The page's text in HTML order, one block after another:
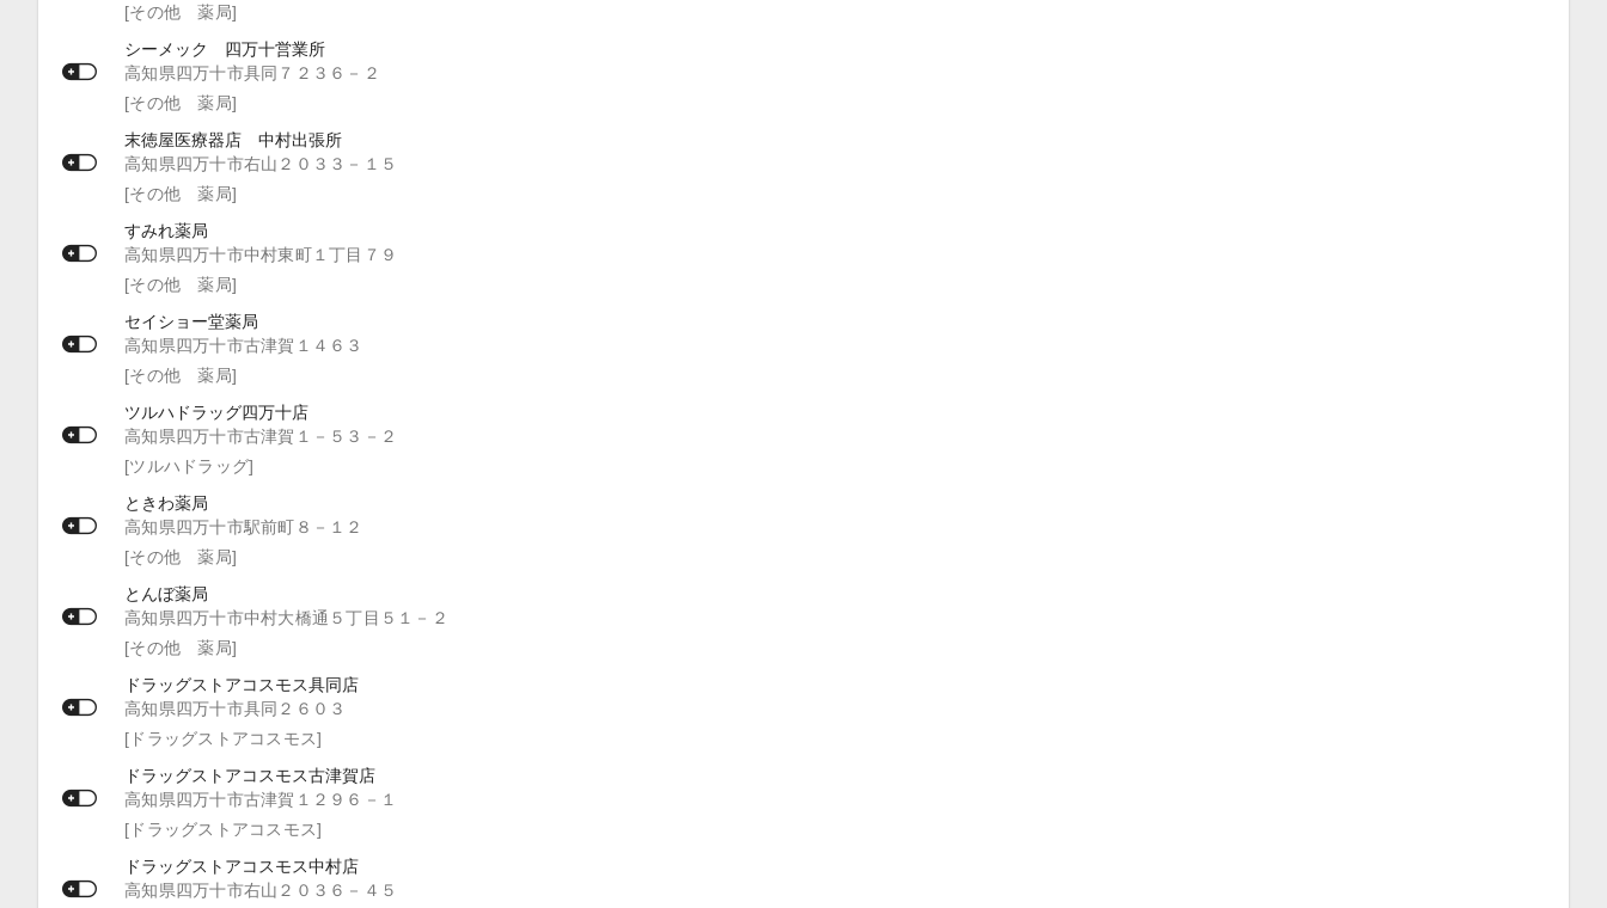
[その他 薬局]
シーメック 四万十営業所
高知県四万十市具同７２３６－２
[その他 薬局]
末徳屋医療器店 中村出張所
高知県四万十市右山２０３３－１５
[その他 薬局]
すみれ薬局
高知県四万十市中村東町１丁目７９
[その他 薬局]
セイショー堂薬局
高知県四万十市古津賀１４６３
[その他 薬局]
ツルハドラッグ四万十店
高知県四万十市古津賀１－５３－２
[ツルハドラッグ]
ときわ薬局
高知県四万十市駅前町８－１２
[その他 薬局]
とんぼ薬局
高知県四万十市中村大橋通５丁目５１－２
[その他 薬局]
ドラッグストアコスモス具同店
高知県四万十市具同２６０３
[ドラッグストアコスモス]
ドラッグストアコスモス古津賀店
高知県四万十市古津賀１２９６－１
[ドラッグストアコスモス]
ドラッグストアコスモス中村店
高知県四万十市右山２０３６－４５